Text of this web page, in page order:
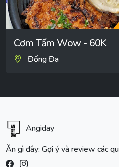
Cơm Tấm Wow - 60K
Đống Đa
Angiday
Ăn gì đây: Gợi ý và review các